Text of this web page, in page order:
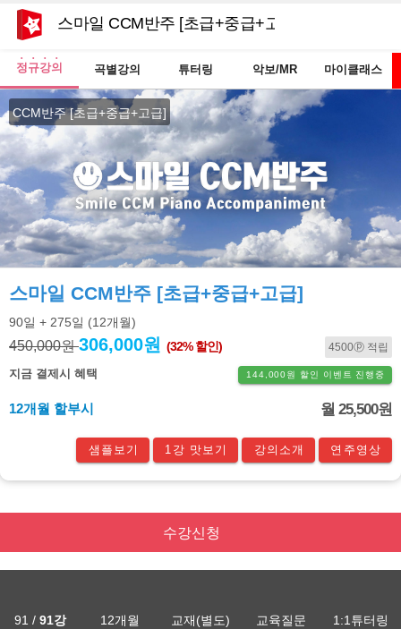
스마일 CCM반주 [초급+중급+고급]
정규강의 곡별강의 튜터링 악보/MR 마이클래스
CCM반주 [초급+중급+고급]
스마일 CCM반주 [초급+중급+고급]
90일 + 275일 (12개월)
450,000원306,000원 (32% 할인) 4500ⓟ 적립
지금 결제시 혜택 144,000원 할인 이벤트 진행중
12개월 할부시 월 25,500원
샘플보기 1강 맛보기 강의소개 연주영상
수강신청
91 / 91강 12개월 교재(별도) 교육질문 1:1튜터링